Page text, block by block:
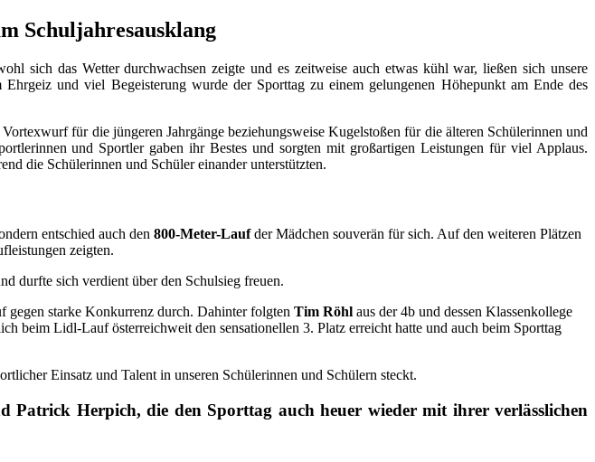
Schuljahresausklang
sich das Wetter durchwachsen zeigte und es zeitweise auch etwas kühl war, ließen sich unsere
und viel Begeisterung wurde der Sporttag zu einem gelungenen Höhepunkt am Ende des
für die jüngeren Jahrgänge beziehungsweise Kugelstoßen für die älteren Schülerinnen und
und Sportler gaben ihr Bestes und sorgten mit großartigen Leistungen für viel Applaus.
die Schülerinnen und Schüler einander unterstützten.
entschied auch den 800-Meter-Laufder Mädchen souverän für sich. Auf den weiteren Plätzen
zeigten.
durfte sich verdient über den Schulsieg freuen.
gegen starke Konkurrenz durch. Dahinter folgten Tim Röhl aus der 4b und dessen Klassenkollege
beim Lidl-Lauf österreichweit den sensationellen 3. Platz erreicht hatte und auch beim Sporttag
Einsatz und Talent in unseren Schülerinnen und Schülern steckt.
Herpich, die den Sporttag auch heuer wieder mit ihrer verlässlichen